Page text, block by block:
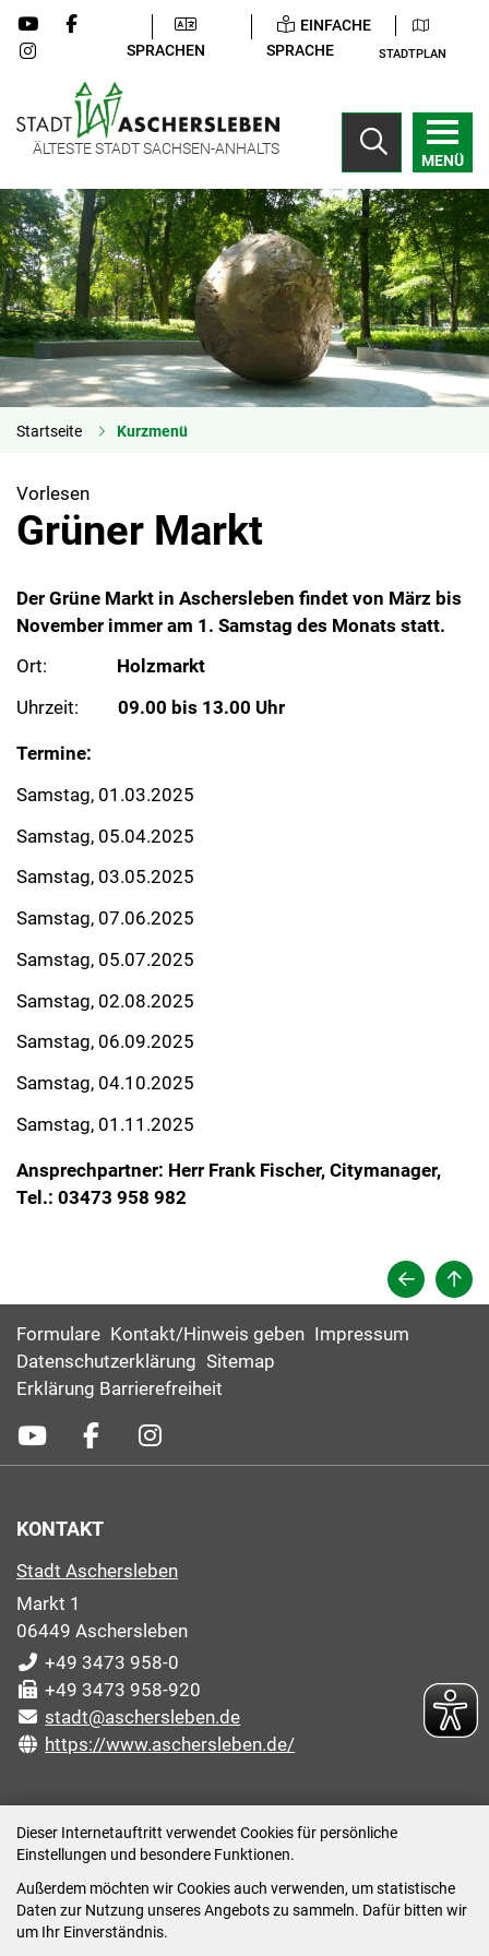
Dieser Internetauftritt verwendet Cookies für persönliche
Einstellungen und besondere Funktionen.
Außerdem möchten wir Cookies auch verwenden, um statistische
Daten zur Nutzung unseres Angebots zu sammeln. Dafür bitten wir
um Ihr Einverständnis.
SPRACHEN
EINFACHE
SPRACHE
STADTPLAN
ÄLTESTE STADT SACHSEN-ANHALTS
MENÜ
Startseite Kurzmenü
Vorlesen
Grüner Markt
Der Grüne Markt in Aschersleben findet von März bis
November immer am 1. Samstag des Monats statt.
Ort:
Holzmarkt
Uhrzeit:
09.00 bis 13.00 Uhr
Termine:
Samstag, 01.03.2025
Samstag, 05.04.2025
Samstag, 03.05.2025
Samstag, 07.06.2025
Samstag, 05.07.2025
Samstag, 02.08.2025
Samstag, 06.09.2025
Samstag, 04.10.2025
Samstag, 01.11.2025
Ansprechpartner: Herr Frank Fischer, Citymanager,
Tel.: 03473 958 982
Formulare Kontakt/Hinweis geben Impressum
Datenschutzerklärung Sitemap
Erklärung Barrierefreiheit
KONTAKT
Stadt Aschersleben
Markt 1
06449 Aschersleben
+49 3473 958-0
+49 3473 958-920
stadt@aschersleben.de
https://www.aschersleben.de/
Montag: 09:00-12:00 /14:00-15:00 Uhr
Dienstag: 09:00-12:00 /14:00-16:00 Uhr
Mittwoch: 09:00 - 12:00 Uhr (nach vorheriger